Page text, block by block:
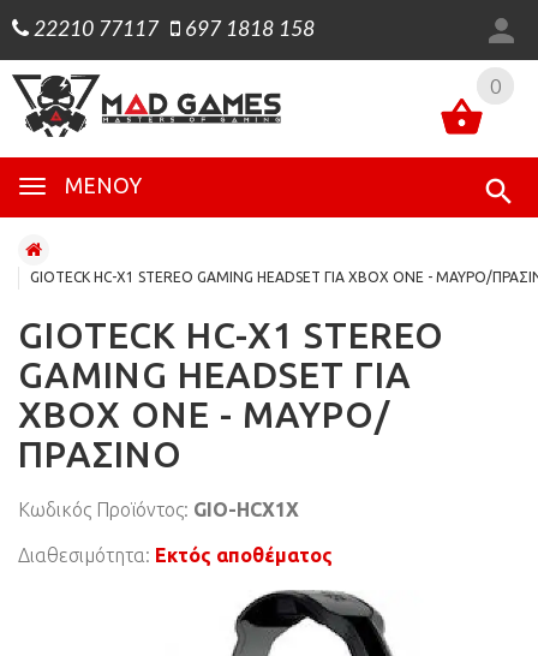
22210 77117 697 1818 158
0
ΜΕΝΟΎ
0
GIOTECK HC-X1 STEREO GAMING HEADSET ΓΙΑ XBOX ONE - ΜΑΥΡΟ/
GIOTECK HC-X1 STEREO
GAMING HEADSET ΓΙΑ
XBOX ONE - ΜΑΥΡΟ/
ΠΡΑΣΙΝΟ
Κωδικός Προϊόντος: GIO-HCX1X
Διαθεσιμότητα: Εκτός αποθέματος